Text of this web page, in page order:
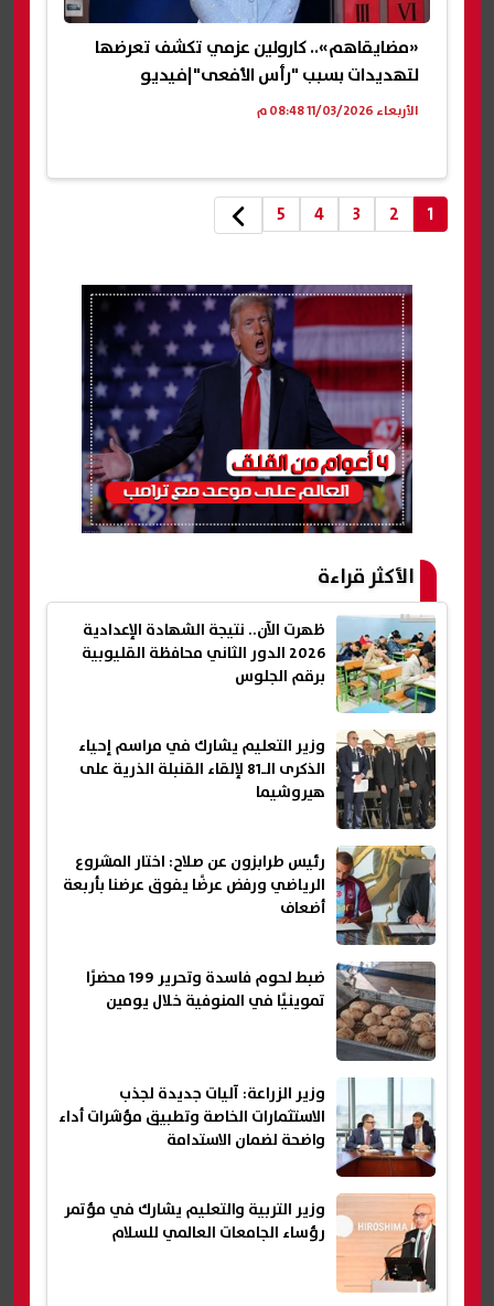
«مضايقاهم».. كارولين عزمي تكشف تعرضها
لتهديدات بسبب "رأس الأفعى"|فيديو
الأربعاء 11/03/2026 08:48 م
1
2
3
4
5
الأكثر قراءة
ظهرت الآن.. نتيجة الشهادة الإعدادية
2026 الدور الثاني محافظة القليوبية
برقم الجلوس
وزير التعليم يشارك في مراسم إحياء
الذكرى الـ81 لإلقاء القنبلة الذرية على
هيروشيما
رئيس طرابزون عن صلاح: اختار المشروع
الرياضي ورفض عرضًا يفوق عرضنا بأربعة
أضعاف
ضبط لحوم فاسدة وتحرير 199 محضرًا
تموينيًا في المنوفية خلال يومين
وزير الزراعة: آليات جديدة لجذب
الاستثمارات الخاصة وتطبيق مؤشرات أداء
واضحة لضمان الاستدامة
وزير التربية والتعليم يشارك في مؤتمر
رؤساء الجامعات العالمي للسلام